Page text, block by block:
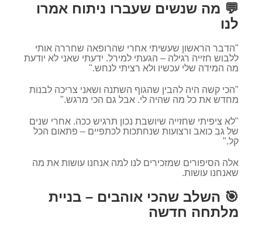
💬 מה שנשים שעברו ניתוח אמרו
לנו
"הדבר הראשון שעשיתי אחרי שהרופאה שחררה אותי
ללבוש חזייה רגילה – הגעתי למירל. ידעתי שאני לא יודעת
מה המידה שלי עכשיו ולא רציתי לנחש."
"הכי קשה היה להבין שהגוף השתנה ושאני צריכה לבנות
מחדש את כל מה שהיה לי. אבל גם הכי מרגש."
"לא ציפיתי שחזייה שיושבת נכון תרגיש ככה. אחרי שנים
של גב כואב ורצועות שנחתכות לכתפיים – פתאום הכל
קל."
אלה הסיפורים שמזכירים לנו למה אנחנו עושות את מה
שאנחנו עושות.
🎯 השלב שהכי אוהבים – בניית
מלתחה חדשה